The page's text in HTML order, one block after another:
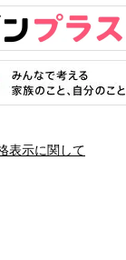
表示に関して